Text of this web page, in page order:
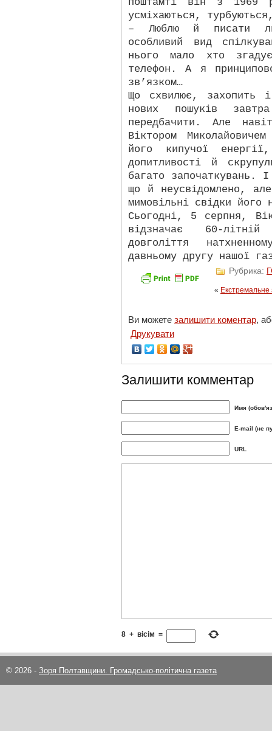
усміхаються,
– Люблю й писати
особливий вид
нього мало хто
телефон. А я
зв’язком…
Що схвилює, захопить
нових пошуків
передбачити. Але
Віктором
його кипучої
допитливості й
багато започаткувань.
що й неусвідомлено,
мимовільні свідки його
Сьогодні, 5 серпня,
відзначає 60-
довголіття
давньому другу нашої
Рубрика:
« Екстремальне
Ви можете залишити коментар,
Друкувати
Залишити комментар
Имя
E-mail (не
URL
8 + вісім =
© 2026 - Зоря Полтавщини. Громадсько-політична газета